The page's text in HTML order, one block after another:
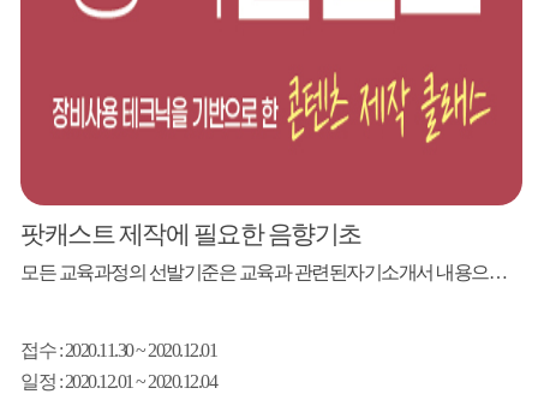
팟캐스트 제작에 필요한 음향기초
모든 교육과정의 선발기준은 교육과 관련된자기소개서 내용으로 강사님께서 선발할 예정입니다.(강의 난이도 조율) 강사 김명훈 웨이브사운드 대표 2020년 김주환콘서트 <SkyFall> 음향감독 2020년 박상민 소극장 콘서트 시스템 감독 2020년 <최정원의 포레스트인디바-창원 콘서트> 음향감독 2019년 전북지역 교회 음향 세미나 강사 2019년 김소현·손준호 러브앤 뮤지컬 토크콘서트 음향감독 2019년 뮤지컬 팝스 오케스트라 음향...
접수: 2020.11.30 ~ 2020.12.01
일정 : 2020.12.01 ~ 2020.12.04